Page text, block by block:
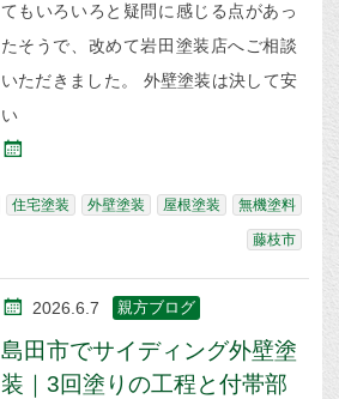
てもいろいろと疑問に感じる点があっ
たそうで、改めて岩田塗装店へご相談
いただきました。 外壁塗装は決して安
い
住宅塗装 外壁塗装 屋根塗装 無機塗料
藤枝市
2026.6.7 親方ブログ
島田市でサイディング外壁塗
装｜3回塗りの工程と付帯部